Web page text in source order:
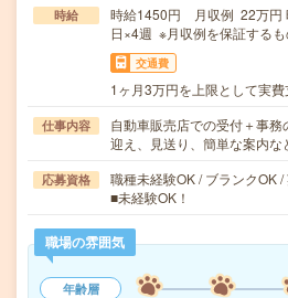
時給
時給1450円 月収例 22万円
日×4週 ※月収例を保証するも
交通費
1ヶ月3万円を上限として実
仕事内容
自動車販売店での受付＋事
迎え、見送り、簡単な案内
応募資格
職種未経験OK / ブランクOK
■未経験OK！
職場の雰囲気
年齢層